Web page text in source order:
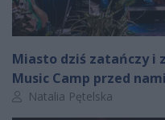
Miasto dziś zatańczy i
Music Camp przed nami
Autor artykułu:
Natalia Pętelska